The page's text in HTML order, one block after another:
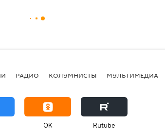
РАДИО КОЛУМНИСТЫ МУЛЬТИМЕДИА
OK Rutube